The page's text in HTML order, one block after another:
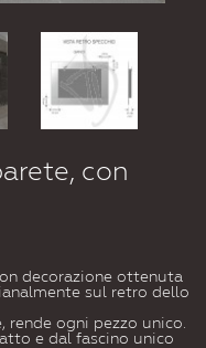
con
decorazione ottenuta
sul retro dello
rende ogni pezzo unico.
e dal fascino unico